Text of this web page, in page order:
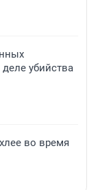
убийства
во время